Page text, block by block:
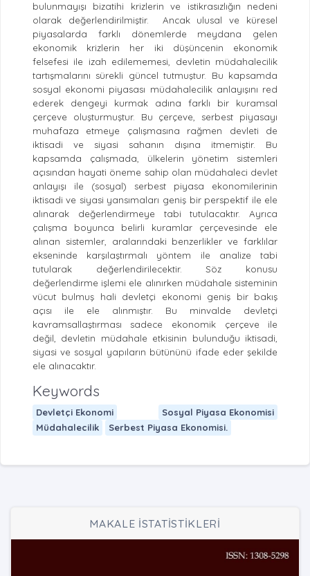
bulunmayışı bizatihi krizlerin ve istikrasızlığın nedeni
olarak değerlendirilmiştir.
Ancak ulusal ve küresel
piyasalarda farklı dönemlerde meydana gelen
ekonomik krizlerin her iki düşüncenin ekonomik
felsefesi ile izah edilememesi, devletin müdahalecilik
tartışmalarını sürekli güncel tutmuştur. Bu kapsamda
sosyal ekonomi piyasası müdahalecilik anlayışını red
ederek dengeyi kurmak adına farklı bir kuramsal
çerçeve oluşturmuştur. Bu çerçeve, serbest piyasayı
muhafaza etmeye çalışmasına rağmen devleti de
iktisadi ve siyasi sahanın dışına itmemiştir. Bu
kapsamda çalışmada, ülkelerin yönetim sistemleri
açısından hayati öneme sahip olan müdahaleci devlet
anlayışı ile (sosyal) serbest piyasa ekonomilerinin
iktisadi ve siyasi yansımaları geniş bir perspektif ile ele
alınarak değerlendirmeye tabi tutulacaktır. Ayrıca
çalışma boyunca belirli kuramlar çerçevesinde ele
alınan sistemler, aralarındaki benzerlikler ve farklılar
ekseninde karşılaştırmalı yöntem ile analize tabi
tutularak değerlendirilecektir. Söz konusu
değerlendirme işlemi ele alınırken müdahale sisteminin
vücut bulmuş hali devletçi ekonomi geniş bir bakış
açısı ile ele alınmıştır. Bu minvalde devletçi
kavramsallaştırması sadece ekonomik çerçeve ile
değil, devletin müdahale etkisinin bulunduğu iktisadi,
siyasi ve sosyal yapıların bütününü ifade eder şekilde
ele alınacaktır.
Keywords
Devletçi Ekonomi
Sosyal Piyasa Ekonomisi
Müdahalecilik
Serbest Piyasa Ekonomisi.
MAKALE İSTATİSTİKLERİ